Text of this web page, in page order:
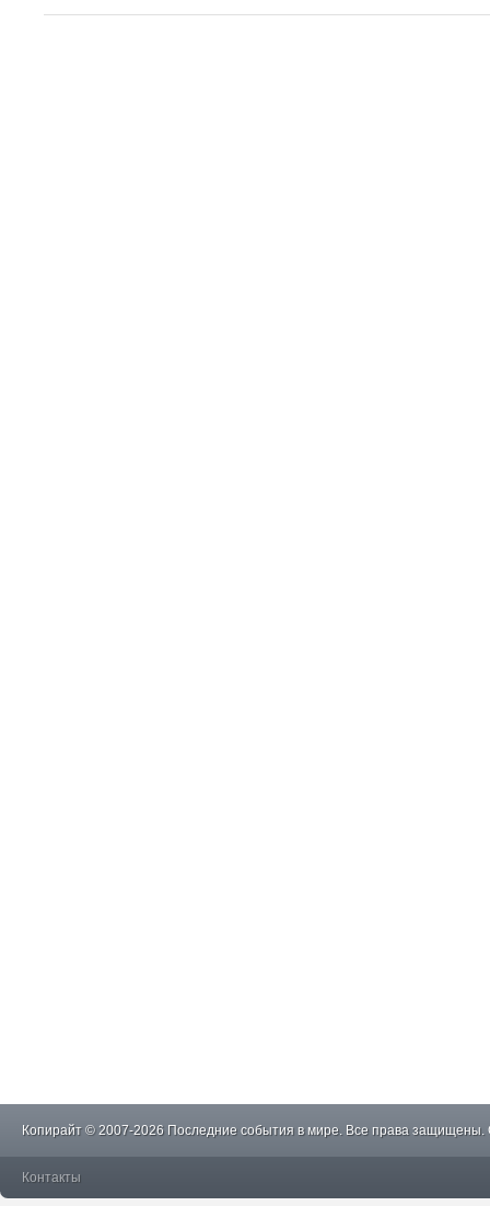
Копирайт © 2007-2026 Последние события в мире. Все права защищены.
Контакты